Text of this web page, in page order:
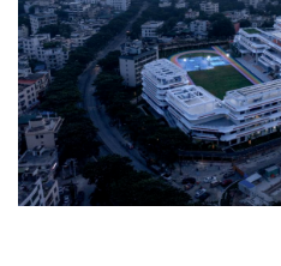
关于我们
联系我们